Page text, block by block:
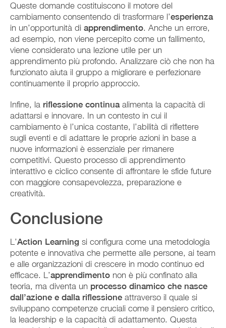
Queste domande costituiscono il motore del
cambiamento consentendo di trasformare l’esperienza
in un’opportunità di apprendimento. Anche un errore,
ad esempio, non viene percepito come un fallimento,
viene considerato una lezione utile per un
apprendimento più profondo. Analizzare ciò che non ha
funzionato aiuta il gruppo a migliorare e perfezionare
continuamente il proprio approccio.
Infine, la riflessione continuaalimenta la capacità di
adattarsi e innovare. In un contesto in cui il
cambiamento è l’unica costante, l’abilità di riflettere
sugli eventi e di adattare le proprie azioni in base a
nuove informazioni è essenziale per rimanere
competitivi. Questo processo di apprendimento
interattivo e ciclico consente di affrontare le sfide future
con maggiore consapevolezza, preparazione e
creatività.
Conclusione
L’Action Learning si configura come una metodologia
potente e innovativa che permette alle persone, ai team
e alle organizzazioni di crescere in modo continuo ed
efficace. L’apprendimento non è più confinato alla
teoria, ma diventa un processo dinamico che nasce
dall’azione e dalla riflessione attraverso il quale si
sviluppano competenze cruciali come il pensiero critico,
la leadership e la capacità di adattamento. Questa